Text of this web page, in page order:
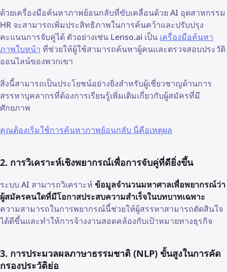
ด้วยเครื่องมือค้นหาภาพย้อนกลับที่ขับเคลื่อนด้วย AI อุตสาหกรรม
HR จะสามารถเพิ่มประสิทธิภาพในการค้นคว้าและปรับปรุง
คะแนนการจับคู่ได้ ตัวอย่างเช่น Lenso.ai เป็น เครื่องมือค้นหา
ภาพใบหน้า ที่ช่วยให้ผู้ใช้สามารถค้นหาผู้คนและตรวจสอบประวัติ
ออนไลน์ของพวกเขา
สิ่งนี้สามารถเป็นประโยชน์อย่างยิ่งสำหรับผู้เชี่ยวชาญด้านการ
สรรหาบุคลากรที่ต้องการเรียนรู้เพิ่มเติมเกี่ยวกับผู้สมัครที่มี
ศักยภาพ
คุณต้องเริ่มใช้การค้นหาภาพย้อนกลับ นี่คือเหตุผล
2. การวิเคราะห์เชิงพยากรณ์เพื่อการจับคู่ที่ดียิ่งขึ้น
ระบบ AI สามารถวิเคราะห์ ข้อมูลจำนวนมหาศาลเพื่อพยากรณ์ว่า
ผู้สมัครคนใดที่มีโอกาสประสบความสำเร็จในบทบาทเฉพาะ
ความสามารถในการพยากรณ์นี้ช่วยให้ผู้สรรหาสามารถตัดสินใจ
ได้ดีขึ้นและทำให้การจ้างงานสอดคล้องกับเป้าหมายทางธุรกิจ
3. การประมวลผลภาษาธรรมชาติ (NLP) ขั้นสูงในการคัด
กรองประวัติย่อ